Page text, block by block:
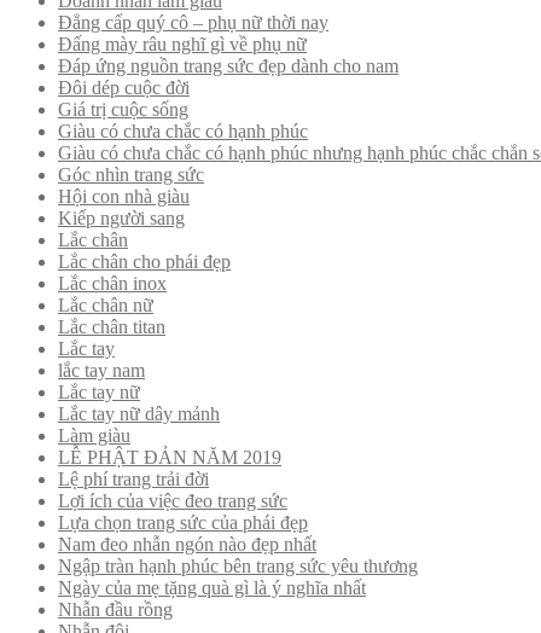
Đẳng cấp quý cô – phụ nữ thời nay
Đấng mày râu nghĩ gì về phụ nữ
Đáp ứng nguồn trang sức đẹp dành cho nam
Đôi dép cuộc đời
Giá trị cuộc sống
Giàu có chưa chắc có hạnh phúc
Giàu có chưa chắc có hạnh phúc nhưng hạnh phúc chắc chắn
Góc nhìn trang sức
Hội con nhà giàu
Kiếp người sang
Lắc chân
Lắc chân cho phái đẹp
Lắc chân inox
Lắc chân nữ
Lắc chân titan
Lắc tay
lắc tay nam
Lắc tay nữ
Lắc tay nữ dây mảnh
Làm giàu
LỄ PHẬT ĐẢN NĂM 2019
Lệ phí trang trải đời
Lợi ích của việc đeo trang sức
Lựa chọn trang sức của phái đẹp
Nam đeo nhẫn ngón nào đẹp nhất
Ngập tràn hạnh phúc bên trang sức yêu thương
Ngày của mẹ tặng quà gì là ý nghĩa nhất
Nhẫn đầu rồng